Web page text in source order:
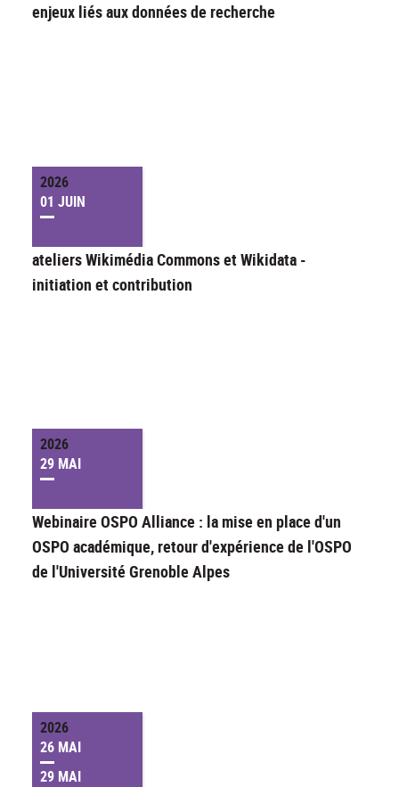
enjeux liés aux données de recherche
2026
01 JUIN
ateliers Wikimédia Commons et Wikidata -
initiation et contribution
2026
29 MAI
Webinaire OSPO Alliance : la mise en place d'un
OSPO académique, retour d'expérience de l'OSPO
de l'Université Grenoble Alpes
2026
26 MAI
29 MAI